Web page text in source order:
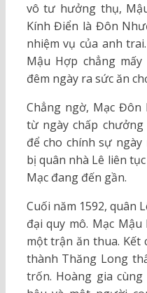
vô tư hưởng thụ,
Kính Điển là Đôn
nhiệm vụ của anh
Mậu Hợp chẳng
đêm ngày ra sức ăn
Chẳng ngờ, Mạc
từ ngày chấp
để cho chính sự
bị quân nhà Lê liên
Mạc đang đến gần.
Cuối năm 1592, quân
đại quy mô. Mạc
một trận ăn thua. Kết
thành Thăng Long
trốn. Hoàng gia